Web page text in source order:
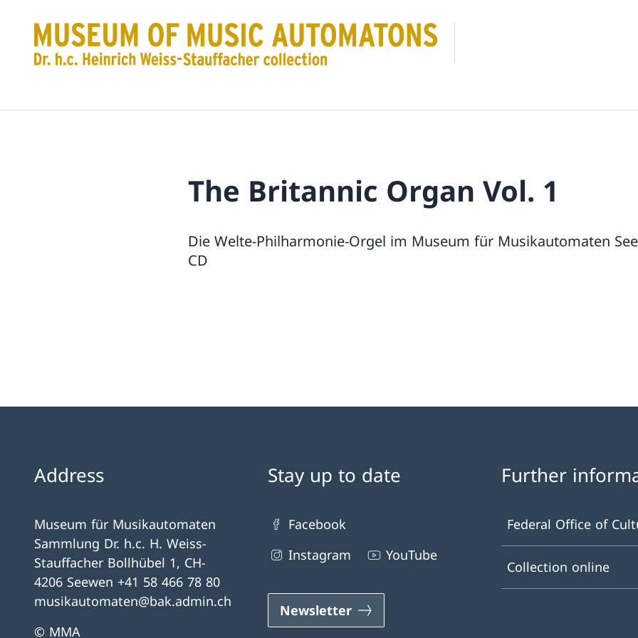
The Britannic Organ Vol. 1
Die Welte-Philharmonie-Orgel im Museum für Musikautomaten
CD
Address
Museum für Musikautomaten
Sammlung Dr. h.c. H. Weiss-
Stauffacher Bollhübel 1, CH-
4206 Seewen +41 58 466 78 80
musikautomaten@bak.admin.ch
© MMA
Stay up to date
Facebook
Instagram
YouTube
Newsletter
Further
Federal Office of
Collection online